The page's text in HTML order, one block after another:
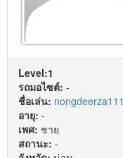
Level:1
รถมอไซต์: -
ชื่อเล่น: nongdeerza111
อายุ: -
เพศ: ชาย
สถานะ: -